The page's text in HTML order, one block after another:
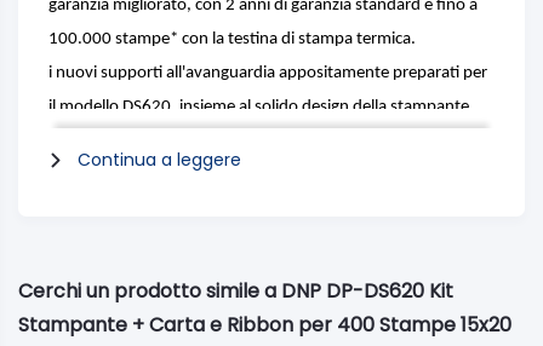
garanzia migliorato, con 2 anni di garanzia standard e fino a
100.000 stampe* con la testina di stampa termica.
i nuovi supporti all'avanguardia appositamente preparati per
il modello DS620, insieme al solido design della stampante,
Continua a leggere
Cerchi un prodotto simile a DNP DP-DS620 Kit
Stampante + Carta e Ribbon per 400 Stampe 15x20